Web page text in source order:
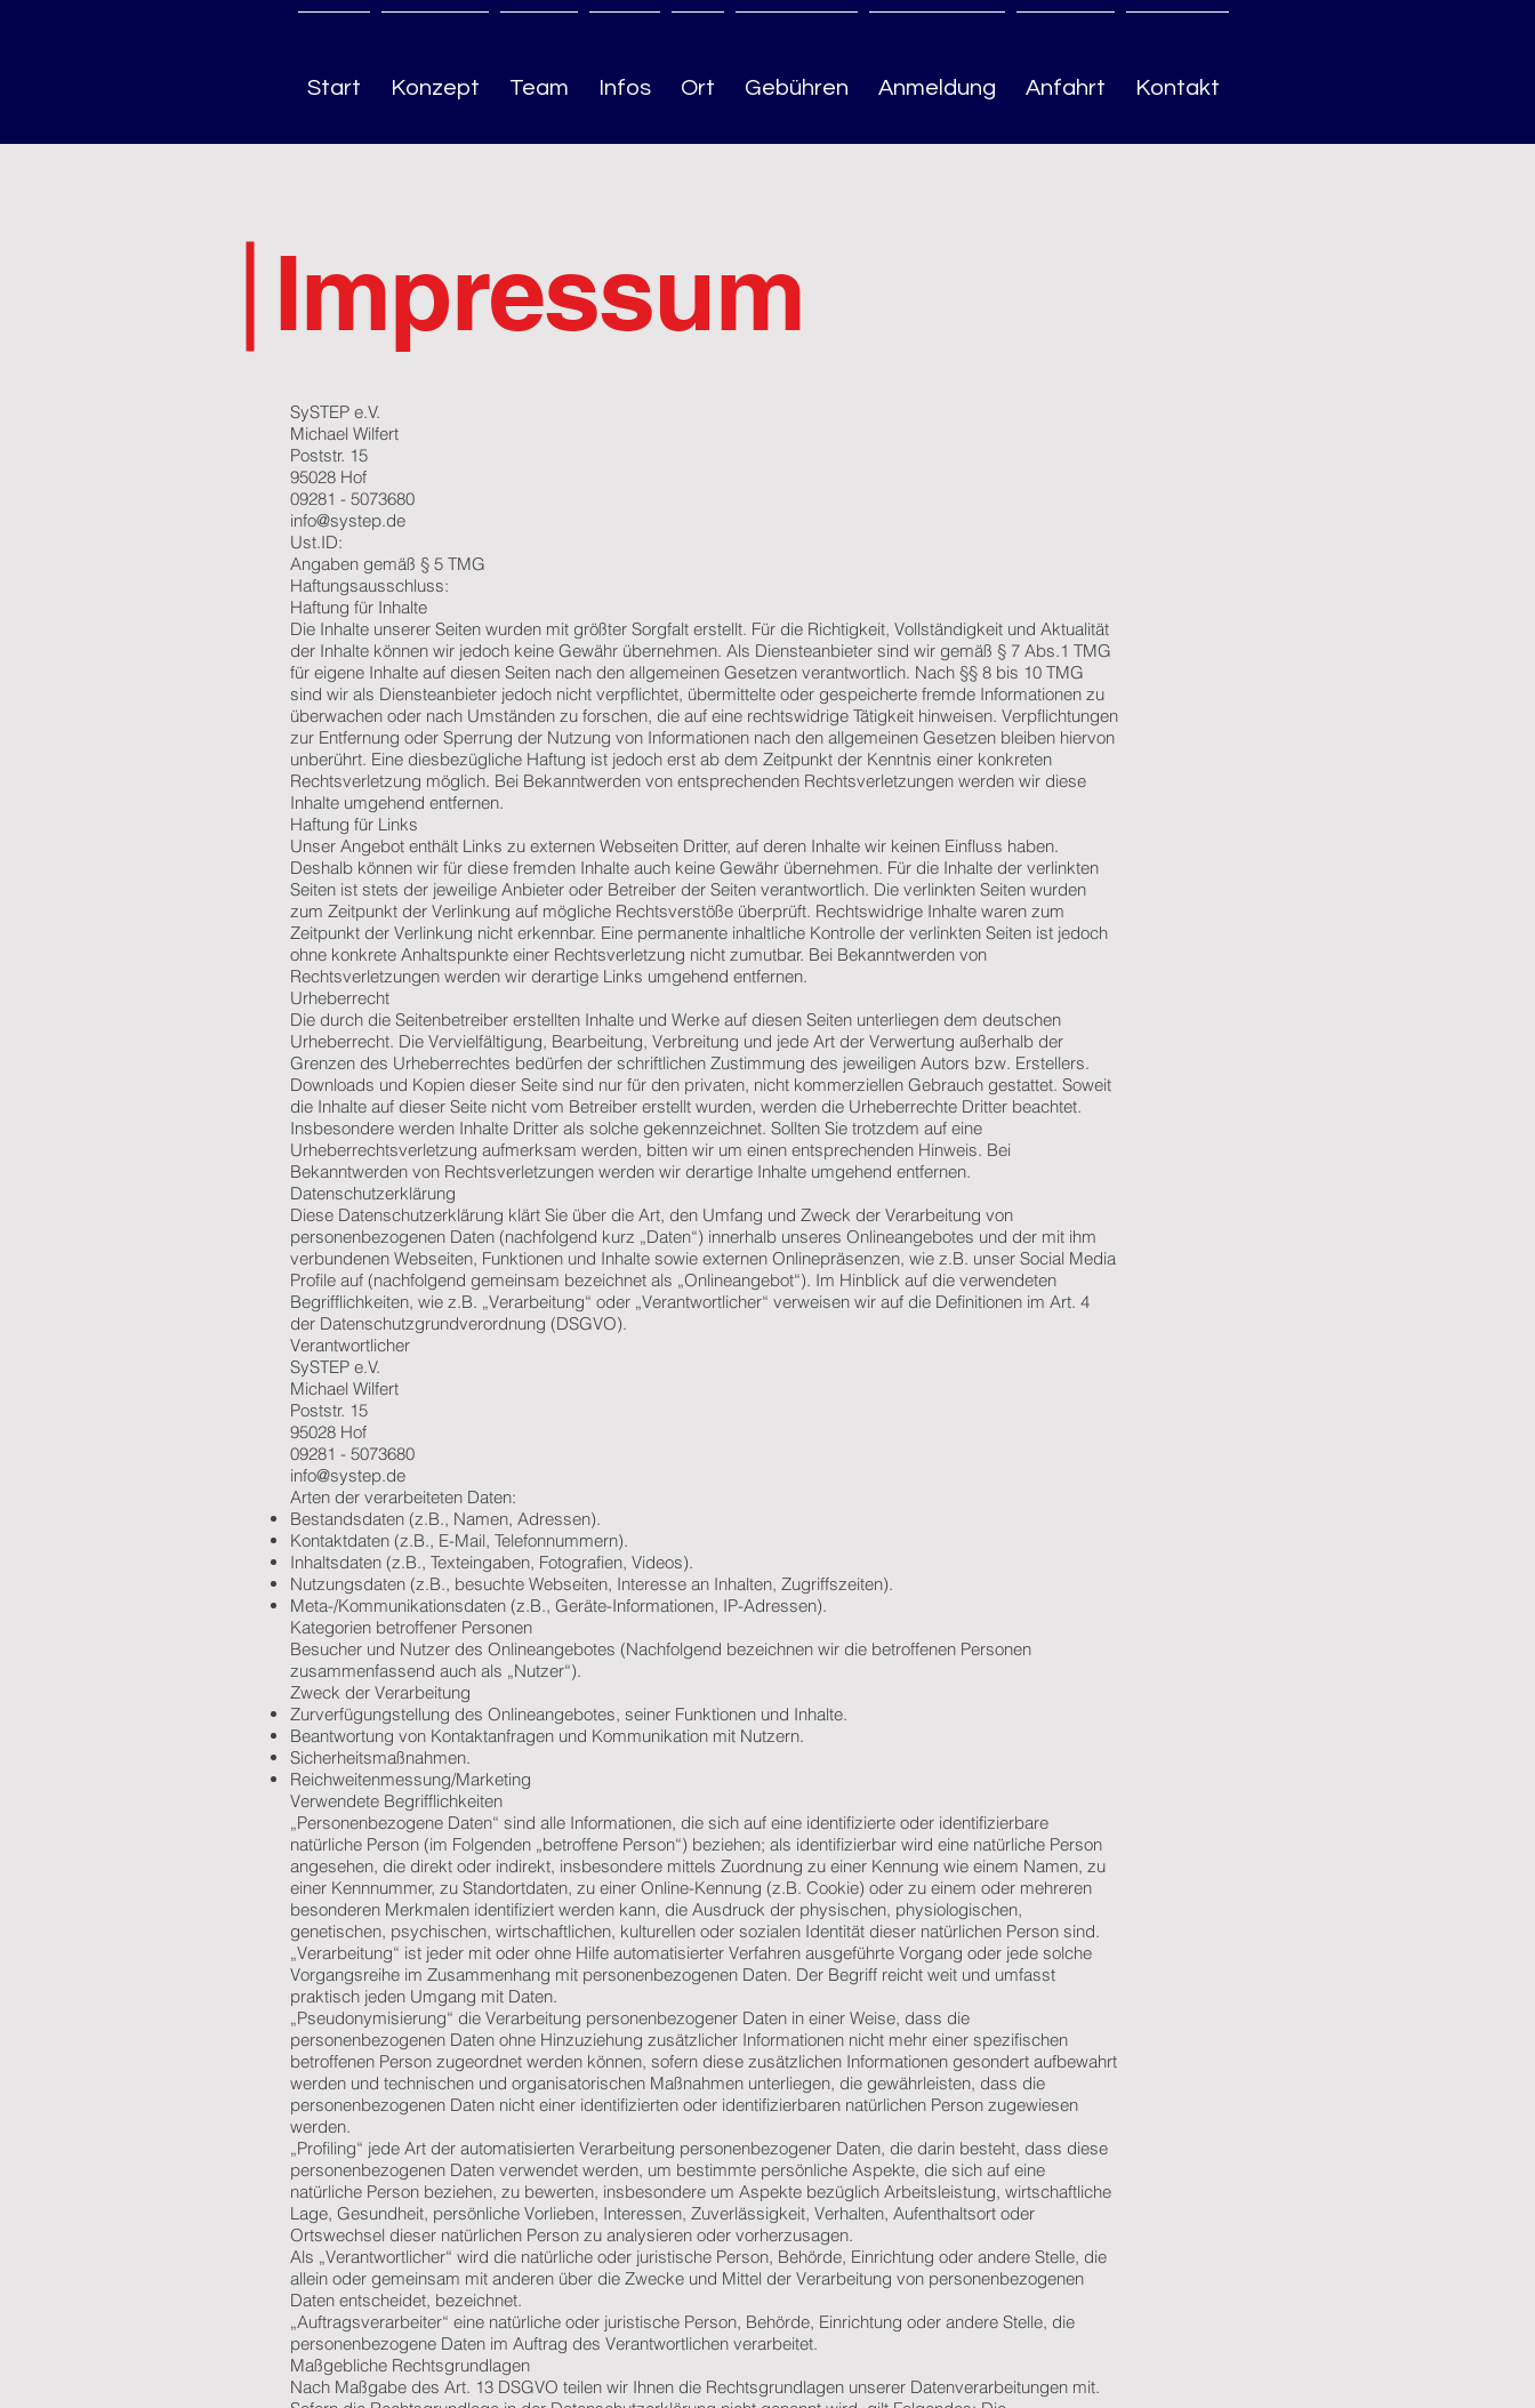
Start Konzept Team Infos Ort Gebühren Anmeldung Anfahrt Kontakt
Impressum
SySTEP e.V.
Michael Wilfert
Poststr. 15
95028 Hof
09281 - 5073680
info@systep.de
Ust.ID:
Angaben gemäß § 5 TMG
Haftungsausschluss:
Haftung für Inhalte
Die Inhalte unserer Seiten wurden mit größter Sorgfalt erstellt. Für die Richtigkeit, Vollständigkeit und Aktualität
der Inhalte können wir jedoch keine Gewähr übernehmen. Als Diensteanbieter sind wir gemäß § 7 Abs.1 TMG
für eigene Inhalte auf diesen Seiten nach den allgemeinen Gesetzen verantwortlich. Nach §§ 8 bis 10 TMG
sind wir als Diensteanbieter jedoch nicht verpflichtet, übermittelte oder gespeicherte fremde Informationen zu
überwachen oder nach Umständen zu forschen, die auf eine rechtswidrige Tätigkeit hinweisen. Verpflichtungen
zur Entfernung oder Sperrung der Nutzung von Informationen nach den allgemeinen Gesetzen bleiben hiervon
unberührt. Eine diesbezügliche Haftung ist jedoch erst ab dem Zeitpunkt der Kenntnis einer konkreten
Rechtsverletzung möglich. Bei Bekanntwerden von entsprechenden Rechtsverletzungen werden wir diese
Inhalte umgehend entfernen.
Haftung für Links
Unser Angebot enthält Links zu externen Webseiten Dritter, auf deren Inhalte wir keinen Einfluss haben.
Deshalb können wir für diese fremden Inhalte auch keine Gewähr übernehmen. Für die Inhalte der verlinkten
Seiten ist stets der jeweilige Anbieter oder Betreiber der Seiten verantwortlich. Die verlinkten Seiten wurden
zum Zeitpunkt der Verlinkung auf mögliche Rechtsverstöße überprüft. Rechtswidrige Inhalte waren zum
Zeitpunkt der Verlinkung nicht erkennbar. Eine permanente inhaltliche Kontrolle der verlinkten Seiten ist jedoch
ohne konkrete Anhaltspunkte einer Rechtsverletzung nicht zumutbar. Bei Bekanntwerden von
Rechtsverletzungen werden wir derartige Links umgehend entfernen.
Urheberrecht
Die durch die Seitenbetreiber erstellten Inhalte und Werke auf diesen Seiten unterliegen dem deutschen
Urheberrecht. Die Vervielfältigung, Bearbeitung, Verbreitung und jede Art der Verwertung außerhalb der
Grenzen des Urheberrechtes bedürfen der schriftlichen Zustimmung des jeweiligen Autors bzw. Erstellers.
Downloads und Kopien dieser Seite sind nur für den privaten, nicht kommerziellen Gebrauch gestattet. Soweit
die Inhalte auf dieser Seite nicht vom Betreiber erstellt wurden, werden die Urheberrechte Dritter beachtet.
Insbesondere werden Inhalte Dritter als solche gekennzeichnet. Sollten Sie trotzdem auf eine
Urheberrechtsverletzung aufmerksam werden, bitten wir um einen entsprechenden Hinweis. Bei
Bekanntwerden von Rechtsverletzungen werden wir derartige Inhalte umgehend entfernen.
Datenschutzerklärung
Diese Datenschutzerklärung klärt Sie über die Art, den Umfang und Zweck der Verarbeitung von
personenbezogenen Daten (nachfolgend kurz „Daten“) innerhalb unseres Onlineangebotes und der mit ihm
verbundenen Webseiten, Funktionen und Inhalte sowie externen Onlinepräsenzen, wie z.B. unser Social Media
Profile auf (nachfolgend gemeinsam bezeichnet als „Onlineangebot“). Im Hinblick auf die verwendeten
Begrifflichkeiten, wie z.B. „Verarbeitung“ oder „Verantwortlicher“ verweisen wir auf die Definitionen im Art. 4
der Datenschutzgrundverordnung (DSGVO).
Verantwortlicher
SySTEP e.V.
Michael Wilfert
Poststr. 15
95028 Hof
09281 - 5073680
info@systep.de
Arten der verarbeiteten Daten:
Bestandsdaten (z.B., Namen, Adressen).
Kontaktdaten (z.B., E-Mail, Telefonnummern).
Inhaltsdaten (z.B., Texteingaben, Fotografien, Videos).
Nutzungsdaten (z.B., besuchte Webseiten, Interesse an Inhalten, Zugriffszeiten).
Meta-/Kommunikationsdaten (z.B., Geräte-Informationen, IP-Adressen).
Kategorien betroffener Personen
Besucher und Nutzer des Onlineangebotes (Nachfolgend bezeichnen wir die betroffenen Personen
zusammenfassend auch als „Nutzer“).
Zweck der Verarbeitung
Zurverfügungstellung des Onlineangebotes, seiner Funktionen und Inhalte.
Beantwortung von Kontaktanfragen und Kommunikation mit Nutzern.
Sicherheitsmaßnahmen.
Reichweitenmessung/Marketing
Verwendete Begrifflichkeiten
„Personenbezogene Daten“ sind alle Informationen, die sich auf eine identifizierte oder identifizierbare
natürliche Person (im Folgenden „betroffene Person“) beziehen; als identifizierbar wird eine natürliche Person
angesehen, die direkt oder indirekt, insbesondere mittels Zuordnung zu einer Kennung wie einem Namen, zu
einer Kennnummer, zu Standortdaten, zu einer Online-Kennung (z.B. Cookie) oder zu einem oder mehreren
besonderen Merkmalen identifiziert werden kann, die Ausdruck der physischen, physiologischen,
genetischen, psychischen, wirtschaftlichen, kulturellen oder sozialen Identität dieser natürlichen Person sind.
„Verarbeitung“ ist jeder mit oder ohne Hilfe automatisierter Verfahren ausgeführte Vorgang oder jede solche
Vorgangsreihe im Zusammenhang mit personenbezogenen Daten. Der Begriff reicht weit und umfasst
praktisch jeden Umgang mit Daten.
„Pseudonymisierung“ die Verarbeitung personenbezogener Daten in einer Weise, dass die
personenbezogenen Daten ohne Hinzuziehung zusätzlicher Informationen nicht mehr einer spezifischen
betroffenen Person zugeordnet werden können, sofern diese zusätzlichen Informationen gesondert aufbewahrt
werden und technischen und organisatorischen Maßnahmen unterliegen, die gewährleisten, dass die
personenbezogenen Daten nicht einer identifizierten oder identifizierbaren natürlichen Person zugewiesen
werden.
„Profiling“ jede Art der automatisierten Verarbeitung personenbezogener Daten, die darin besteht, dass diese
personenbezogenen Daten verwendet werden, um bestimmte persönliche Aspekte, die sich auf eine
natürliche Person beziehen, zu bewerten, insbesondere um Aspekte bezüglich Arbeitsleistung, wirtschaftliche
Lage, Gesundheit, persönliche Vorlieben, Interessen, Zuverlässigkeit, Verhalten, Aufenthaltsort oder
Ortswechsel dieser natürlichen Person zu analysieren oder vorherzusagen.
Als „Verantwortlicher“ wird die natürliche oder juristische Person, Behörde, Einrichtung oder andere Stelle, die
allein oder gemeinsam mit anderen über die Zwecke und Mittel der Verarbeitung von personenbezogenen
Daten entscheidet, bezeichnet.
„Auftragsverarbeiter“ eine natürliche oder juristische Person, Behörde, Einrichtung oder andere Stelle, die
personenbezogene Daten im Auftrag des Verantwortlichen verarbeitet.
Maßgebliche Rechtsgrundlagen
Nach Maßgabe des Art. 13 DSGVO teilen wir Ihnen die Rechtsgrundlagen unserer Datenverarbeitungen mit.